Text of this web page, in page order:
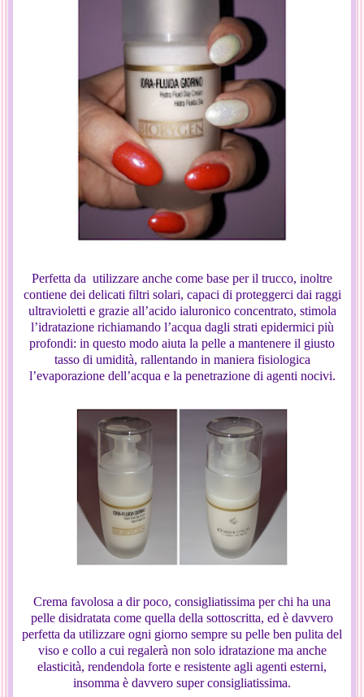
Perfetta da utilizzare anche come base per il trucco, inoltre
contiene dei delicati filtri solari, capaci di proteggerci dai raggi
ultravioletti e grazie all’acido ialuronico concentrato, stimola
l’idratazione richiamando l’acqua dagli strati epidermici più
profondi: in questo modo aiuta la pelle a mantenere il giusto
tasso di umidità, rallentando in maniera fisiologica
l’evaporazione dell’acqua e la penetrazione di agenti nocivi.
Crema favolosa a dir poco, consigliatissima per chi ha una
pelle disidratata come quella della sottoscritta, ed è davvero
perfetta da utilizzare ogni giorno sempre su pelle ben pulita del
viso e collo a cui regalerà non solo idratazione ma anche
elasticità, rendendola forte e resistente agli agenti esterni,
insomma è davvero super consigliatissima.